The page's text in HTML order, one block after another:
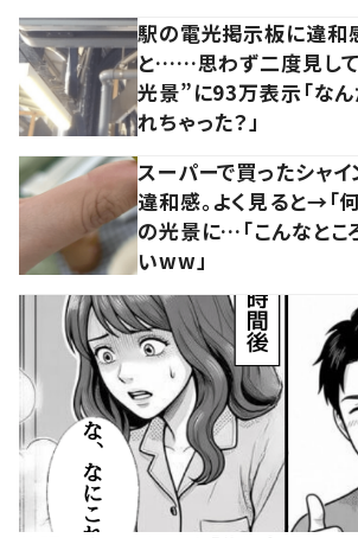
駅の電光掲示板に違和
と……思わず二度見し
光景”に93万表示「なん
れちゃった？」
スーパーで買ったシャイ
違和感。よく見ると→「
の光景に…「こんなとこ
いww」